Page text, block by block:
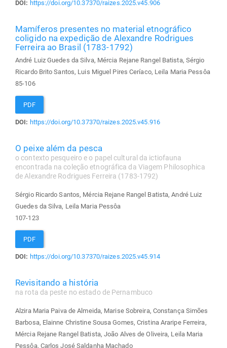
DOI: https://doi.org/10.37370/raizes.2025.v45.906
Mamíferos presentes no material etnográfico
coligido na expedição de Alexandre Rodrigues
Ferreira ao Brasil (1783-1792)
André Luiz Guedes da Silva, Mércia Rejane Rangel Batista, Sérgio
Ricardo Brito Santos, Luis Miguel Pires Ceríaco, Leila Maria Pessôa
85-106
PDF
DOI: https://doi.org/10.37370/raizes.2025.v45.916
O peixe além da pesca
o contexto pesqueiro e o papel cultural da ictiofauna
encontrada na coleção etnográfica da Viagem Philosophica
de Alexandre Rodrigues Ferreira (1783-1792)
Sérgio Ricardo Santos, Mércia Rejane Rangel Batista, André Luiz
Guedes da Silva, Leila Maria Pessôa
107-123
PDF
DOI: https://doi.org/10.37370/raizes.2025.v45.914
Revisitando a história
na rota da peste no estado de Pernambuco
Alzira Maria Paiva de Almeida, Marise Sobreira, Constança Simões
Barbosa, Elainne Christine Sousa Gomes, Cristina Araripe Ferreira,
Mércia Rejane Rangel Batista, João Alves de Oliveira, Leila Maria
Pessôa, Carlos José Saldanha Machado